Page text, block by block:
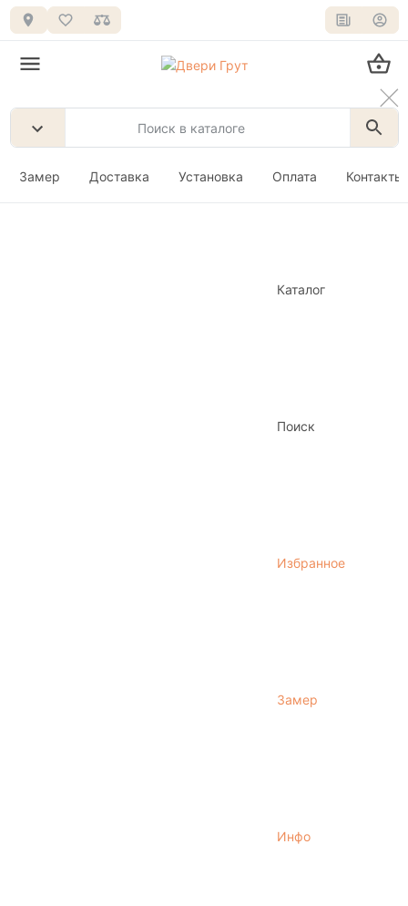
Замер Доставка Установка Оплата Контакты
Каталог
Поиск
Избранное
Замер
Инфо